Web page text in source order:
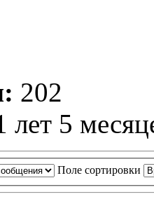
202
лет 5
Поле сортировки